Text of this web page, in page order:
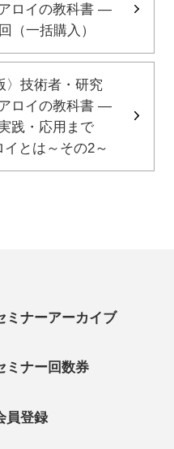
ロイの教科書 ―
一括購入）
技術者・研究
ロイの教科書 ―
践・応用まで
とは～その2～
ミナーアーカイブ
ミナー回数券
員登録